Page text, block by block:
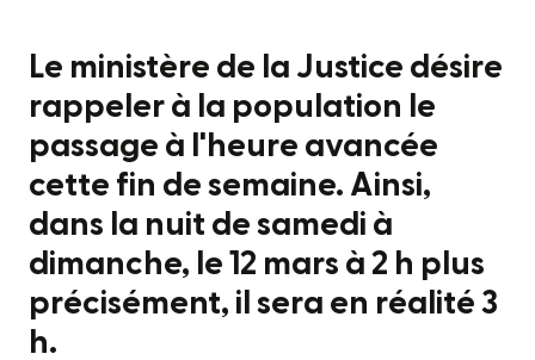
Le ministère de la Justice désire
rappeler à la population le
passage à l'heure avancée
cette fin de semaine. Ainsi,
dans la nuit de samedi à
dimanche, le 12 mars à 2 h plus
précisément, il sera en réalité 3
h.